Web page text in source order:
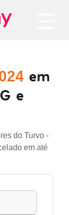
em
e
do Turvo -
em até